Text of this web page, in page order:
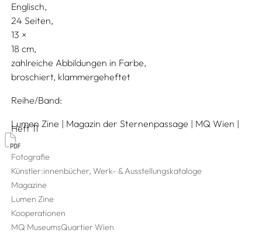
Englisch
24 Seiten,
13
18
zahlreiche Abbildungen in Farbe
broschiert, klammergeheftet
Reihe/Band
Lumen Zine | Magazin der Sternenpassage | MQ Wien |
Heft 11
Fotografie
Künstler:innenbücher, Werk- & Ausstellungskataloge
Magazine
Lumen Zine
Kooperationen
MQ MuseumsQuartier Wien